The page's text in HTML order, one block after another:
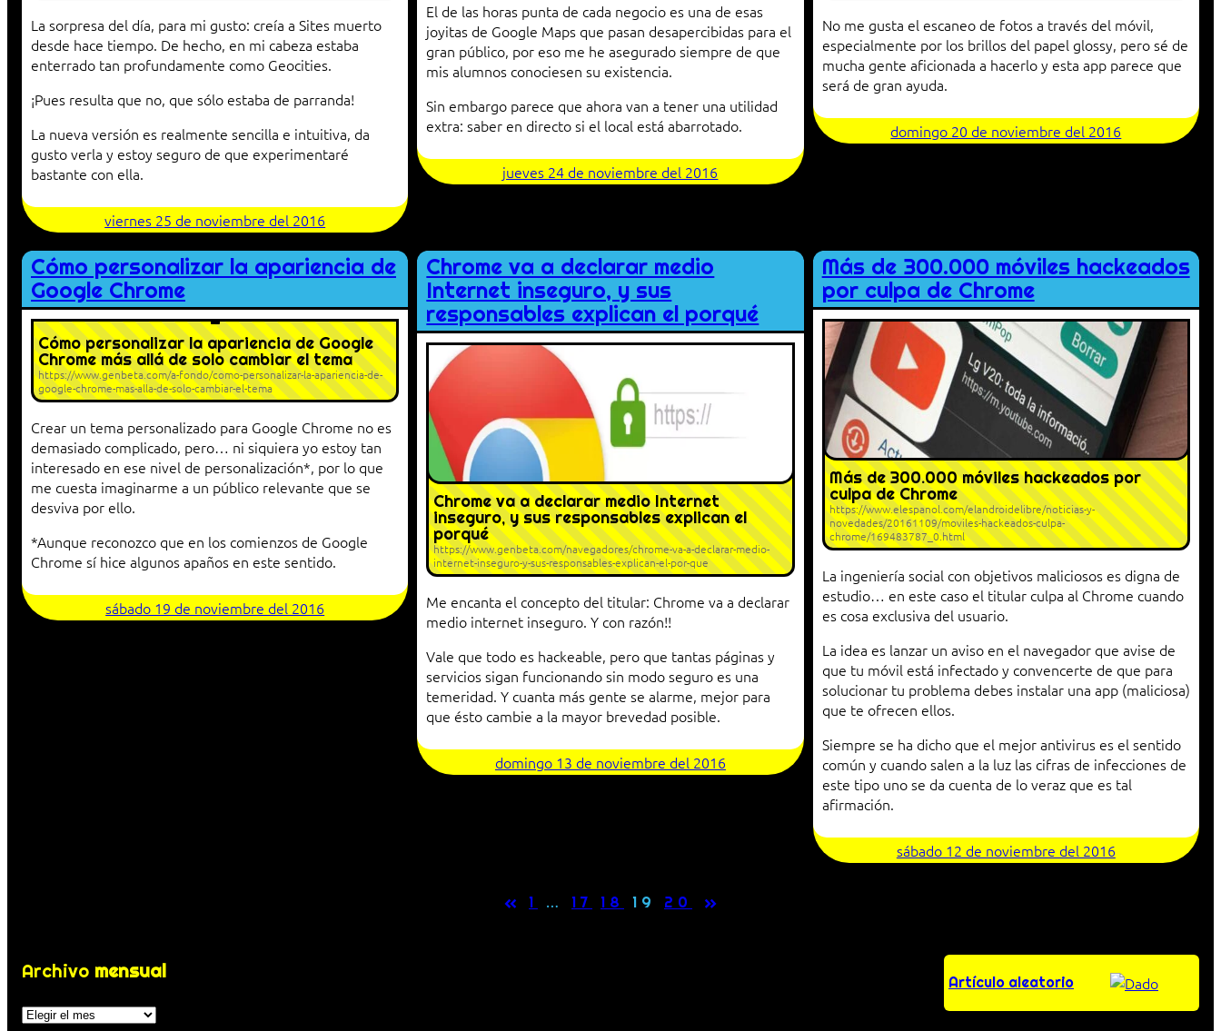
La sorpresa del día, para mi gusto: creía a Sites muerto
desde hace tiempo. De hecho, en mi cabeza estaba
enterrado tan profundamente como Geocities.
¡Pues resulta que no, que sólo estaba de parranda!
La nueva versión es realmente sencilla e intuitiva, da
gusto verla y estoy seguro de que experimentaré
bastante con ella.
viernes 25 de noviembre del 2016
El de las horas punta de cada negocio es una de esas
joyitas de Google Maps que pasan desapercibidas para el
gran público, por eso me he asegurado siempre de que
mis alumnos conociesen su existencia.
Sin embargo parece que ahora van a tener una utilidad
extra: saber en directo si el local está abarrotado.
jueves 24 de noviembre del 2016
No me gusta el escaneo de fotos a través del móvil,
especialmente por los brillos del papel glossy, pero sé de
mucha gente aficionada a hacerlo y esta app parece que
será de gran ayuda.
domingo 20 de noviembre del 2016
Cómo personalizar la apariencia de
Google Chrome
Cómo personalizar la apariencia de Google
Chrome más allá de solo cambiar el tema
https://www.genbeta.com/a-fondo/como-personalizar-la-apariencia-de-
google-chrome-mas-alla-de-solo-cambiar-el-tema
Crear un tema personalizado para Google Chrome no es
demasiado complicado, pero… ni siquiera yo estoy tan
interesado en ese nivel de personalización*, por lo que
me cuesta imaginarme a un público relevante que se
desviva por ello.
*Aunque reconozco que en los comienzos de Google
Chrome sí hice algunos apaños en este sentido.
sábado 19 de noviembre del 2016
Chrome va a declarar medio
Internet inseguro, y sus
responsables explican el porqué
Chrome va a declarar medio Internet
inseguro, y sus responsables explican el
porqué
https://www.genbeta.com/navegadores/chrome-va-a-declarar-medio-
internet-inseguro-y-sus-responsables-explican-el-por-que
Me encanta el concepto del titular: Chrome va a declarar
medio internet inseguro. Y con razón!!
Vale que todo es hackeable, pero que tantas páginas y
servicios sigan funcionando sin modo seguro es una
temeridad. Y cuanta más gente se alarme, mejor para
que ésto cambie a la mayor brevedad posible.
domingo 13 de noviembre del 2016
Más de 300.000 móviles hackeados
por culpa de Chrome
Más de 300.000 móviles hackeados por
culpa de Chrome
https://www.elespanol.com/elandroidelibre/noticias-y-
novedades/20161109/moviles-hackeados-culpa-
chrome/169483787_0.html
La ingeniería social con objetivos maliciosos es digna de
estudio… en este caso el titular culpa al Chrome cuando
es cosa exclusiva del usuario.
La idea es lanzar un aviso en el navegador que avise de
que tu móvil está infectado y convencerte de que para
solucionar tu problema debes instalar una app (maliciosa)
que te ofrecen ellos.
Siempre se ha dicho que el mejor antivirus es el sentido
común y cuando salen a la luz las cifras de infecciones de
este tipo uno se da cuenta de lo veraz que es tal
afirmación.
sábado 12 de noviembre del 2016
« 1 … 17 18 19 20 »
Archivo mensual
Archivos
Artículo aleatorio